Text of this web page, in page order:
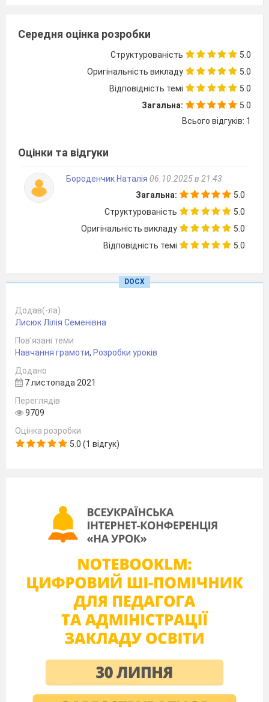
голосними а, о.
ІІІ. Оголошення теми та мети уроку.
Мотивація навчальної
Відгадування загадки.
Ось до класу всіх скликає
І ми радо поспішаєм
Який перший звук чуємо у цьому
Чи можемо ми обійтися без цього
звука?
Отже, сьогодні ми будемо вчити про
позначається.
ІV. Вивчення нового матеріалу.
Робота за букварем.
1. Бесіда за малюнком на с.40.
- Де відбуваються події?
- Що роблять букви? (буква-вчителька
має відбуватися далі.
2. Робота в парах.
Звуковий аналіз словауказка
Діти викладають із фішок звукову
схему цього слова, порівнюють її зі схемою,
поданою під малюнком. Після цього
виділяють перший звук у словіуказка,
спостерігають за його вимовою.
3.Артикуляція звука [у].Віднесення
Середня оцінка розробки
Структурованість
5.0
Оригінальність викладу
5.0
Відповідність темі
5.0
Загальна:
5.0
Всього відгуків: 1
Оцінки та відгуки
Бороденчик Наталія 06.10.2025 в 21:43
Загальна:
5.0
Структурованість
5.0
Оригінальність викладу
5.0
Відповідність темі
5.0
DOCX
Додав(-ла)
Лисюк Лілія Семенівна
Пов’язані теми
Навчання грамоти, Розробки уроків
Додано
7 листопада 2021
Переглядів
9709
Оцінка розробки
5.0 (1 відгук)